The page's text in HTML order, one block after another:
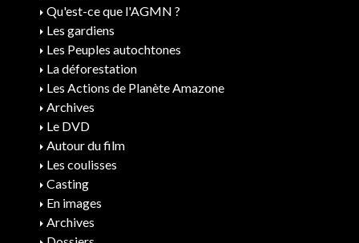
Qu'est-ce que l'AGMN ?
Les gardiens
Les Peuples autochtones
La déforestation
Les Actions de Planète Amazone
Archives
Le DVD
Autour du film
Les coulisses
Casting
En images
Archives